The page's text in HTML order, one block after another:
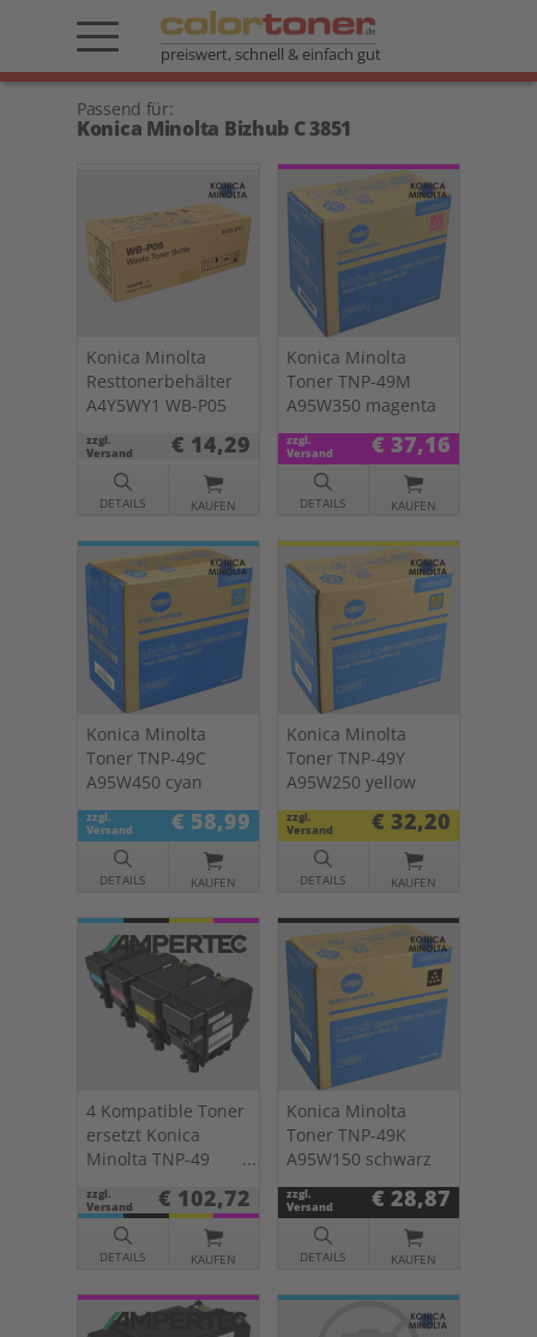
preiswert, schnell & einfach gut
Passend für:
Konica Minolta Bizhub C 3851
Konica Minolta
Resttonerbehälter
A4Y5WY1 WB-P05
zzgl.
Versand
€ 14,29
DETAILS KAUFEN
Konica Minolta
Toner TNP-49M
A95W350 magenta
zzgl.
Versand
€ 37,16
DETAILS KAUFEN
Konica Minolta
Toner TNP-49C
A95W450 cyan
zzgl.
Versand
€ 58,99
DETAILS KAUFEN
Konica Minolta
Toner TNP-49Y
A95W250 yellow
zzgl.
Versand
€ 32,20
DETAILS KAUFEN
4 Kompatible Toner
ersetzt Konica
Minolta TNP-49
zzgl.
Versand
€ 102,72
DETAILS KAUFEN
Konica Minolta
Toner TNP-49K
A95W150 schwarz
zzgl.
Versand
€ 28,87
DETAILS KAUFEN